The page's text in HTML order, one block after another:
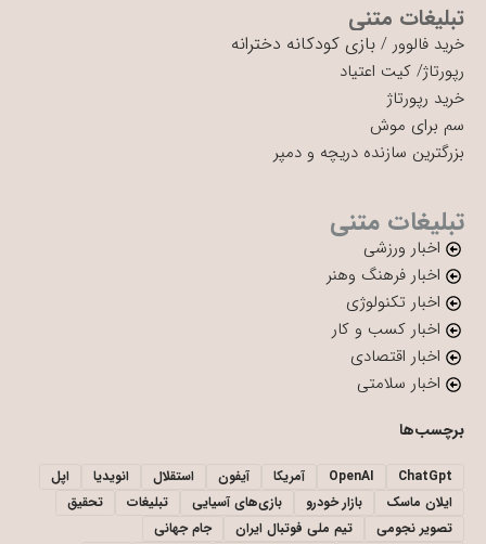
تبلیغات متنی
خرید فالوور / بازی کودکانه دخترانه
رپورتاژ/ کیت اعتیاد
خرید رپورتاژ
سم برای موش
بزرگترین سازنده دریچه و دمپر
تبلیغات متنی
اخبار ورزشی
اخبار فرهنگ وهنر
اخبار تکنولوژی
اخبار کسب و کار
اخبار اقتصادی
اخبار سلامتی
برچسب‌ها
ChatGpt
OpenAI آمریکا آیفون استقلال انویدیا
اپل
ایلان ماسک
بازار خودرو بازی‌های آسیایی تبلیغات
تحقیق
تصویر نجومی
تیم ملی فوتبال ایران جام جهانی